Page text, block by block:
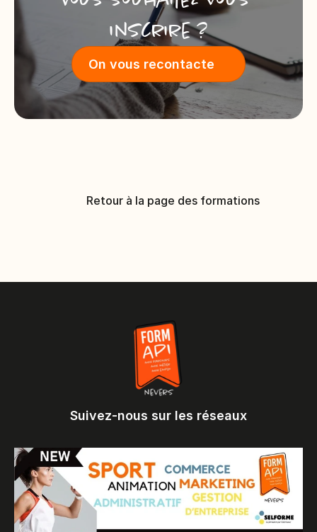
inscrire ?
On vous recontacte
Retour à la page des formations
Suivez-nous sur les réseaux